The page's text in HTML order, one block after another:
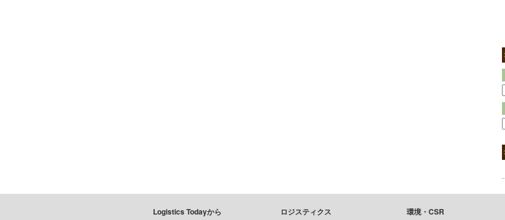
Logistics Todayから ロジスティクス 環境・CSR